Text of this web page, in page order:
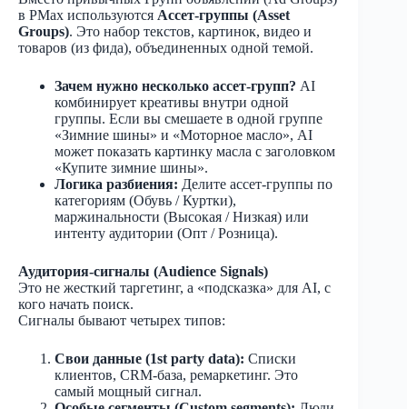
в PMax используются Ассет-группы (Asset
Groups). Это набор текстов, картинок, видео и
товаров (из фида), объединенных одной темой.
Зачем нужно несколько ассет-групп? AI
комбинирует креативы внутри одной
группы. Если вы смешаете в одной группе
«Зимние шины» и «Моторное масло», AI
может показать картинку масла с заголовком
«Купите зимние шины».
Логика разбиения: Делите ассет-группы по
категориям (Обувь / Куртки),
маржинальности (Высокая / Низкая) или
интенту аудитории (Опт / Розница).
Аудитория-сигналы (Audience Signals)
Это не жесткий таргетинг, а «подсказка» для AI, с
кого начать поиск.
Сигналы бывают четырех типов:
Свои данные (1st party data): Списки
клиентов, CRM-база, ремаркетинг. Это
самый мощный сигнал.